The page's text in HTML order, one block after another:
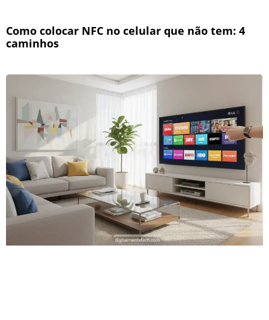
Como colocar NFC no celular que não tem: 4
caminhos